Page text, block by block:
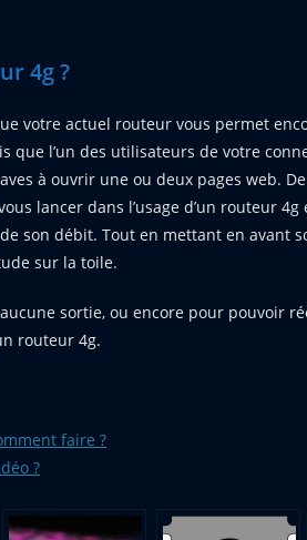
4g ?
votre actuel routeur vous permet
que l’un des utilisateurs de votre
à ouvrir une ou deux pages web.
lancer dans l’usage d’un routeur
son débit. Tout en mettant en avant
sur la toile.
sortie, ou encore pour pouvoir
routeur 4g.
faire ?
?